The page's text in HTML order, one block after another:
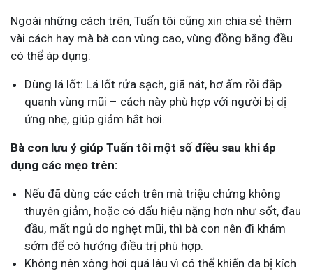
Ngoài những cách trên, Tuấn tôi cũng xin chia sẻ thêm
vài cách hay mà bà con vùng cao, vùng đồng bằng đều
có thể áp dụng:
Dùng lá lốt: Lá lốt rửa sạch, giã nát, hơ ấm rồi đắp
quanh vùng mũi – cách này phù hợp với người bị dị
ứng nhẹ, giúp giảm hắt hơi.
Bà con lưu ý giúp Tuấn tôi một số điều sau khi áp
dụng các mẹo trên:
Nếu đã dùng các cách trên mà triệu chứng không
thuyên giảm, hoặc có dấu hiệu nặng hơn như sốt, đau
đầu, mất ngủ do nghẹt mũi, thì bà con nên đi khám
sớm để có hướng điều trị phù hợp.
Không nên xông hơi quá lâu vì có thể khiến da bị kích